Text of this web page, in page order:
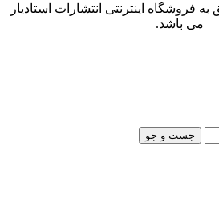
فروشگاه اینترنتی انتشارات استادیار
می باشد.
جست و جو